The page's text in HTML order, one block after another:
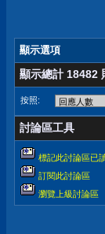
顯示選項
顯示總計 18482
按照:
討論區工具
標記此討論區已
訂閱此討論區
瀏覽上級討論區